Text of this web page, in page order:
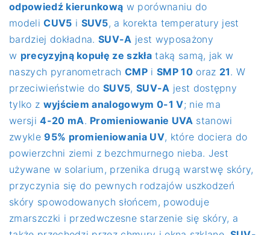
odpowiedź kierunkową w porównaniu do
modeliCUV5 i SUV5, a korekta temperatury jest
bardziej dokładna.SUV-A jest wyposażony
w precyzyjną kopułę ze szkłataką samą, jak w
naszych pyranometrachCMP i SMP 10oraz 21. W
przeciwieństwie doSUV5,SUV-A jest dostępny
tylko z wyjściem analogowym 0-1 V; nie ma
wersji4-20 mA. Promieniowanie UVAstanowi
zwykle95% promieniowania UV, które dociera do
powierzchni ziemi z bezchmurnego nieba. Jest
używane w solarium, przenika drugą warstwę skóry,
przyczynia się do pewnych rodzajów uszkodzeń
skóry spowodowanych słońcem, powoduje
zmarszczki i przedwczesne starzenie się skóry, a